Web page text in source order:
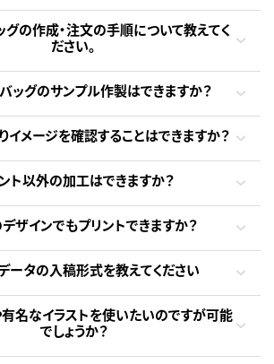
グの作成・注文の手順について教えてく
ださい。
ッグのサンプル作製はできますか？
メージを確認することはできますか？
ト以外の加工はできますか？
ザインでもプリントできますか？
ータの入稿形式を教えてください
名なイラストを使いたいのですが可能
でしょうか？